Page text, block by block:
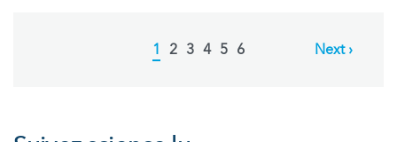
Current
1 Page
2 Page
3 Page
4 Page
5 Page
6
Next
Next ›